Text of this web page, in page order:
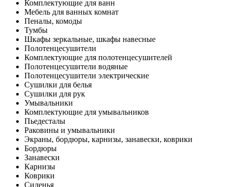
Комплектующие для ванн
Мебель для ванных комнат
Пеналы, комоды
Тумбы
Шкафы зеркальные, шкафы навесные
Полотенцесушители
Комплектующие для полотенцесушителей
Полотенцесушители водяные
Полотенцесушители электрические
Сушилки для белья
Сушилки для рук
Умывальники
Комплектующие для умывальников
Пьедесталы
Раковины и умывальники
Экраны, бордюры, карнизы, занавески, коврики
Бордюры
Занавески
Карнизы
Коврики
Сиденья